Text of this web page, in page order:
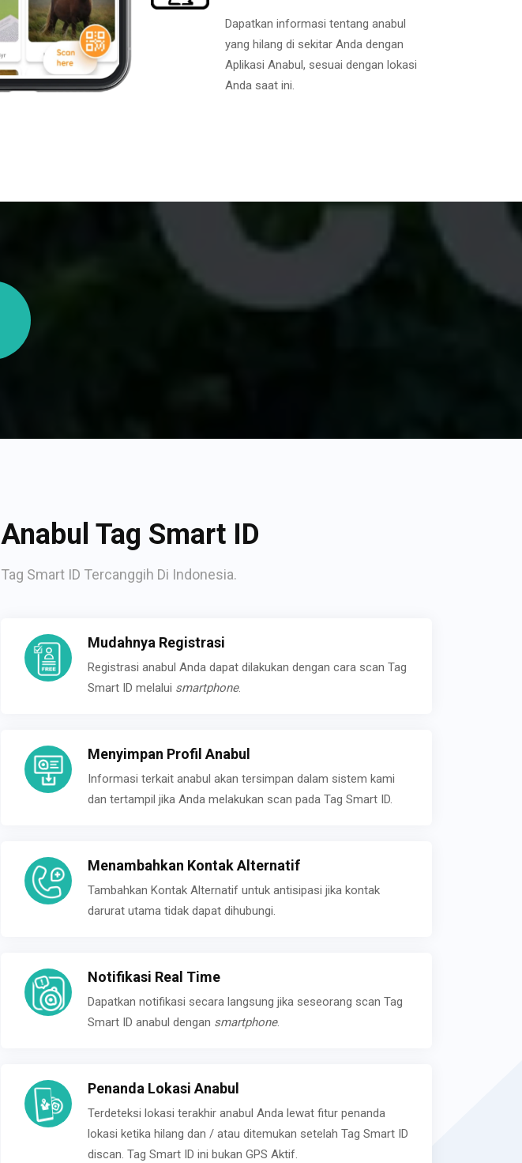
Dapatkan informasi tentang anabul
yang hilang di sekitar Anda dengan
Aplikasi Anabul, sesuai dengan lokasi
Anda saat ini.
Anabul Tag Smart ID
Tag Smart ID Tercanggih Di Indonesia.
Mudahnya Registrasi
Registrasi anabul Anda dapat dilakukan dengan cara scan Tag
Smart ID melalui smartphone.
Menyimpan Profil Anabul
Informasi terkait anabul akan tersimpan dalam sistem kami
dan tertampil jika Anda melakukan scan pada Tag Smart ID.
Menambahkan Kontak Alternatif
Tambahkan Kontak Alternatif untuk antisipasi jika kontak
darurat utama tidak dapat dihubungi.
Notifikasi Real Time
Dapatkan notifikasi secara langsung jika seseorang scan Tag
Smart ID anabul dengan smartphone.
Penanda Lokasi Anabul
Terdeteksi lokasi terakhir anabul Anda lewat fitur penanda
lokasi ketika hilang dan / atau ditemukan setelah Tag Smart ID
discan. Tag Smart ID ini bukan GPS Aktif.